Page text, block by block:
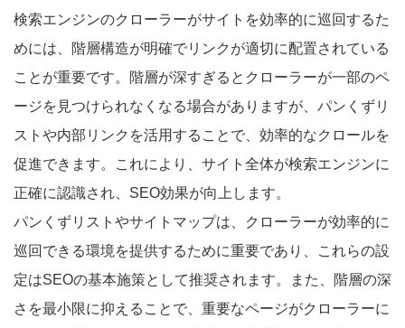
検索エンジンのクローラーがサイトを効率的に巡回するた
めには、階層構造が明確でリンクが適切に配置されている
ことが重要です。階層が深すぎるとクローラーが一部のペ
ージを見つけられなくなる場合がありますが、パンくずリ
ストや内部リンクを活用することで、効率的なクロールを
促進できます。これにより、サイト全体が検索エンジンに
正確に認識され、SEO効果が向上します。
パンくずリストやサイトマップは、クローラーが効率的に
巡回できる環境を提供するために重要であり、これらの設
定はSEOの基本施策として推奨されます。また、階層の深
さを最小限に抑えることで、重要なページがクローラーに